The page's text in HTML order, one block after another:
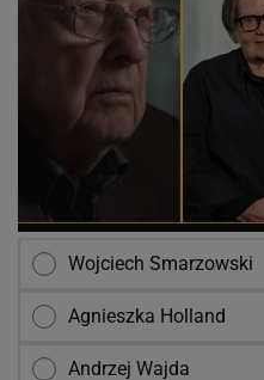
Wojciech Smarzowski
Agnieszka Holland
Andrzej Wajda